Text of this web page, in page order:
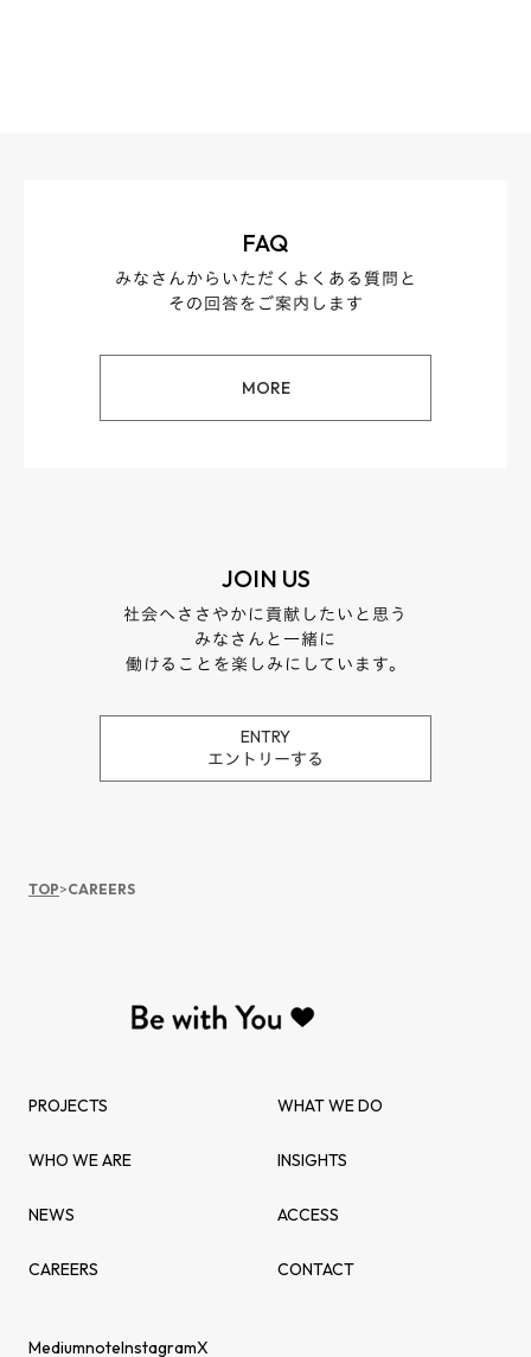
FAQ
みなさんからいただくよくある質問と
その回答をご案内します
MORE
JOIN US
社会へささやかに貢献したいと思う
みなさんと一緒に
働けることを楽しみにしています。
ENTRY
エントリーする
TOP>CAREERS
PROJECTS WHAT WE DO
WHO WE ARE INSIGHTS
NEWS ACCESS
CAREERS CONTACT
MediumnoteInstagramX